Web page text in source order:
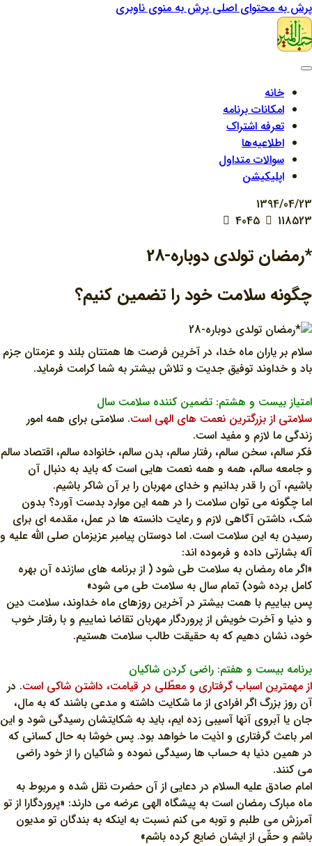
پرش به محتوای اصلیپرش به منوی ناوبری
خانه
امکانات برنامه
تعرفه اشتراک
اطلاعیه‌ها
سوالات متداول
اپلیکیشن
1394/04/23
118523
*رمضان تولدی دوباره-28
چگونه سلامت خود را تضمین کنیم؟
سلام بر ياران ماه خدا، در آخرين فرصت ها همتتان بلند و عزمتان جزم
باد و خداوند توفيق جديت و تلاش بيشتر به شما کرامت فرمايد.
امتياز بيست و هشتم: تضمين کننده سلامت سال
سلامتي از بزرگترين نعمت هاي الهي است. سلامتي براي همه امور
زندگي ما لازم و مفيد است.
فکر سالم، سخن سالم، رفتار سالم، بدن سالم، خانواده سالم، اقتصاد سالم
و جامعه سالم، همه و همه نعمت هايي است که بايد به دنبال آن
باشيم، آن را قدر بدانيم و خداي مهربان را بر آن شاکر باشيم.
اما چگونه مي توان سلامت را در همه اين موارد بدست آورد؟ بدون
شک، داشتن آگاهي لازم و رعايت دانسته ها در عمل، مقدمه اي براي
رسيدن به اين سلامت است. اما دوستان پيامبر عزيزمان صلي الله عليه و
آله بشارتي داده و فرموده اند:
«اگر ماه رمضان به سلامت طي شود ( از برنامه هاي سازنده آن بهره
کامل برده شود) تمام سال به سلامت طي مي شود»
پس بياييم با همت بيشتر در آخرين روزهاي ماه خداوند، سلامت دين
و دنيا و آخرت خويش از پروردگار مهربان تقاضا نماييم و با رفتار خوب
خود، نشان دهيم که به حقيقت طالب سلامت هستيم.
برنامه بيست و هفتم: راضي کردن شاکيان
از مهمترين اسباب گرفتاري و معطّلي در قيامت، داشتن شاکي است. در
آن روز بزرگ اگر افرادي از ما شکايت داشته و مدعي باشند که به مال،
جان يا آبروي آنها آسيبي زده ايم، بايد به شکايتشان رسيدگي شود و اين
امر باعث گرفتاري و اذيت ما خواهد بود. پس خوشا به حال کساني که
در همين دنيا به حساب ها رسيدگي نموده و شاکيان را از خود راضي
مي کنند.
امام صادق عليه السلام در دعايي از آن حضرت نقل شده و مربوط به
ماه مبارک رمضان است به پيشگاه الهي عرضه مي دارند: «پروردگارا از تو
آمرزش مي طلبم و توبه مي کنم نسبت به اينکه به بندگان تو مديون
باشم و حقّي از ايشان ضايع کرده باشم»